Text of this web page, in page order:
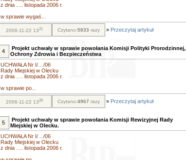
z dnia …. listopada 2006 r.
w sprawie wygaś...
2006-11-22 1321 Czytano:5833 razy » Przeczytaj artykuł
4
Projekt uchwały w sprawie powołania Komisji Polityki Prorodzinnej,
Ochrony Zdrowia i Bezpieczeństwa
UCHWAŁA Nr I/…/06
Rady Miejskiej w Olecku
z dnia …. listopada 2006 r.
w sprawie po...
2006-11-22 1320 Czytano:4967 razy » Przeczytaj artykuł
5
Projekt uchwały w sprawie powołania Komisji Rewizyjnej Rady
Miejskiej w Olecku.
UCHWAŁA Nr I/…/06
Rady Miejskiej w Olecku
z dnia …. listopada 2006 r.